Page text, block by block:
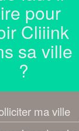
pour
Cliiink
sa ville
?
ma ville